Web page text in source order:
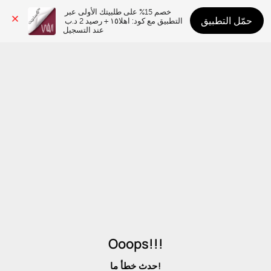
عند التسجيل
حمّل التطبيق
Ooops!!!
حدث خطأ ما!